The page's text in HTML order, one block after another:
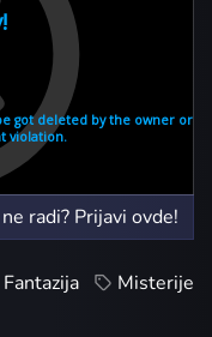
radi? Prijavi ovde!
Fantazija Misterije